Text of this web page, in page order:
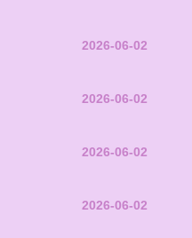
2026-06-02
2026-06-02
2026-06-02
2026-06-02